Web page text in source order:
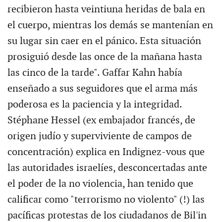
recibieron hasta veintiuna heridas de bala en
el cuerpo, mientras los demás se mantenían en
su lugar sin caer en el pánico. Esta situación
prosiguió desde las once de la mañana hasta
las cinco de la tarde". Gaffar Kahn había
enseñado a sus seguidores que el arma más
poderosa es la paciencia y la integridad.
Stéphane Hessel (ex embajador francés, de
origen judío y superviviente de campos de
concentración) explica en Indignez-vous que
las autoridades israelíes, desconcertadas ante
el poder de la no violencia, han tenido que
calificar como "terrorismo no violento" (!) las
pacíficas protestas de los ciudadanos de Bil'in